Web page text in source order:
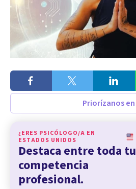
Priorízanos en
¿ERES PSICÓLOGO/A EN
ESTADOS UNIDOS
Destaca entre toda tu
competencia
profesional.